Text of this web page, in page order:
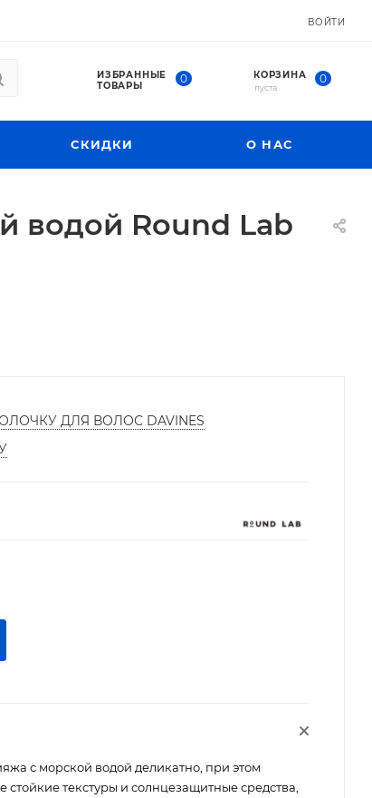
ВОЙТИ
ИЗБРАННЫЕ
ТОВАРЫ
0 КОРЗИНА 0
пуста
СКИДКИ О НАС
водой Round Lab
ДЛЯ ВОЛОС DAVINES
с морской водой деликатно, при этом
стойкие текстуры и солнцезащитные средства,